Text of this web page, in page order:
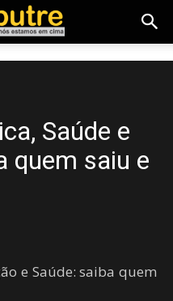
Saúde e
quem saiu e
e Saúde: saiba quem